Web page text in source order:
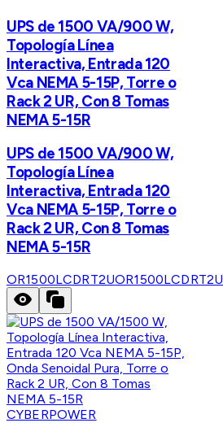
UPS de 1500 VA/900 W,
Topología Línea
Interactiva, Entrada 120
Vca NEMA 5-15P, Torre o
Rack 2 UR, Con 8 Tomas
NEMA 5-15R
UPS de 1500 VA/900 W,
Topología Línea
Interactiva, Entrada 120
Vca NEMA 5-15P, Torre o
Rack 2 UR, Con 8 Tomas
NEMA 5-15R
OR1500LCDRT2UOR1500LCDRT2U
CYBERPOWER